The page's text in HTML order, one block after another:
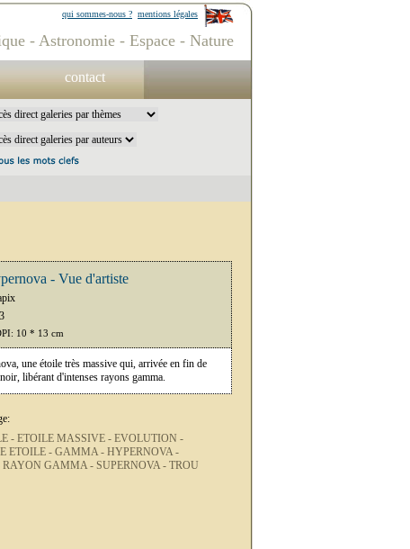
mentions légales
qui sommes-nous ?
- Astronomie - Espace - Nature
contact
- Vue d'artiste
10 * 13 cm
une étoile très massive qui, arrivée en fin de
libérant d'intenses rayons gamma.
- ETOILE MASSIVE - EVOLUTION -
ETOILE - GAMMA - HYPERNOVA -
RAYON GAMMA - SUPERNOVA - TROU